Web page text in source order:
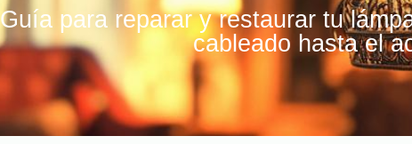
Guía para reparar y restaurar tu
cableado hasta el